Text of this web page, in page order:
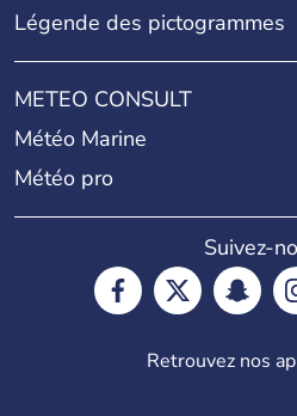
Légende des pictogrammes
METEO CONSULT
Météo Marine
Météo pro
Suivez-
Retrouvez nos